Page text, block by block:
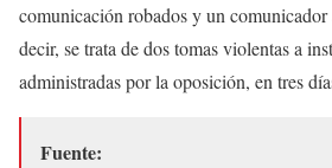
comunicación robados y un
decir, se trata de dos tomas violentas a
administradas por la oposición, en tres
Fuente: